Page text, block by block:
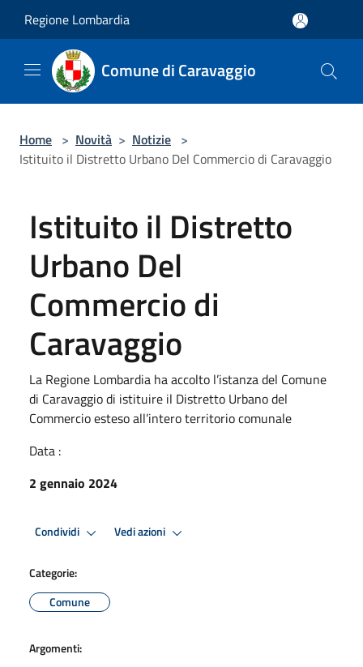
Regione Lombardia
Comune di Caravaggio
Home > Novità > Notizie >
Istituito il Distretto Urbano Del Commercio di Caravaggio
Istituito il Distretto
Urbano Del
Commercio di
Caravaggio
La Regione Lombardia ha accolto l’istanza del Comune
di Caravaggio di istituire il Distretto Urbano del
Commercio esteso all’intero territorio comunale
Data :
2 gennaio 2024
Condividi Vedi azioni
Categorie:
Comune
Argomenti: